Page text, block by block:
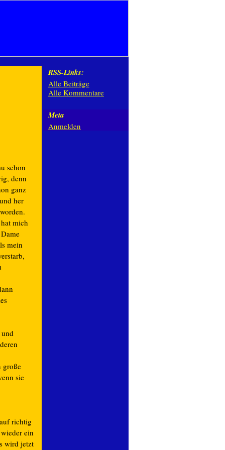
schon
denn
ganz
her
mich
mein
große
sie
richtig
ein
wird jetzt
RSS-Links:
Alle Beiträge
Alle Kommentare
Meta
Anmelden